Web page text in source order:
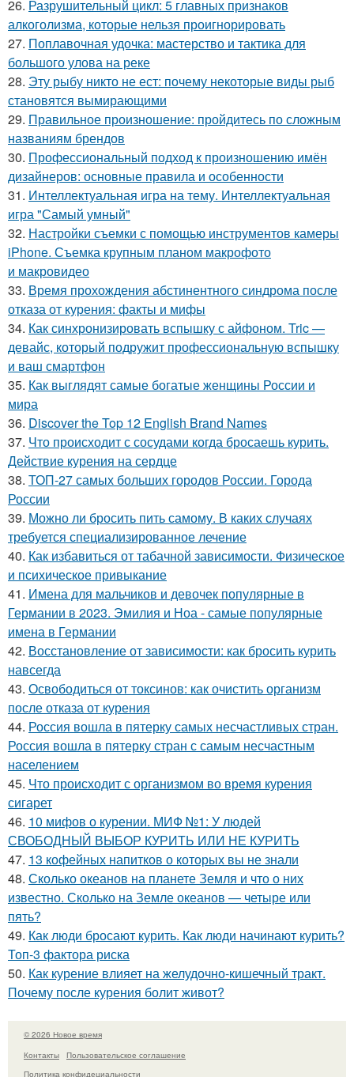
26. Разрушительный цикл: 5 главных признаков
алкоголизма, которые нельзя проигнорировать
27. Поплавочная удочка: мастерство и тактика для
большого улова на реке
28. Эту рыбу никто не ест: почему некоторые виды рыб
становятся вымирающими
29. Правильное произношение: пройдитесь по сложным
названиям брендов
30. Профессиональный подход к произношению имён
дизайнеров: основные правила и особенности
31. Интеллектуальная игра на тему. Интеллектуальная
игра "Самый умный"
32. Настройки съемки с помощью инструментов камеры
iPhone. Съемка крупным планом макрофото
и макровидео
33. Время прохождения абстинентного синдрома после
отказа от курения: факты и мифы
34. Как синхронизировать вспышку с айфоном. Tric —
девайс, который подружит профессиональную вспышку
и ваш смартфон
35. Как выглядят самые богатые женщины России и
мира
36. Discover the Top 12 English Brand Names
37. Что происходит с сосудами когда бросаешь курить.
Действие курения на сердце
38. ТОП-27 самых больших городов России. Города
России
39. Можно ли бросить пить самому. В каких случаях
требуется специализированное лечение
40. Как избавиться от табачной зависимости. Физическое
и психическое привыкание
41. Имена для мальчиков и девочек популярные в
Германии в 2023. Эмилия и Ноа - самые популярные
имена в Германии
42. Восстановление от зависимости: как бросить курить
навсегда
43. Освободиться от токсинов: как очистить организм
после отказа от курения
44. Россия вошла в пятерку самых несчастливых стран.
Россия вошла в пятерку стран с самым несчастным
населением
45. Что происходит с организмом во время курения
сигарет
46. 10 мифов о курении. МИФ №1: У людей
СВОБОДНЫЙ ВЫБОР КУРИТЬ ИЛИ НЕ КУРИТЬ
47. 13 кофейных напитков о которых вы не знали
48. Сколько океанов на планете Земля и что о них
известно. Сколько на Земле океанов — четыре или
пять?
49. Как люди бросают курить. Как люди начинают курить?
Топ-3 фактора риска
50. Как курение влияет на желудочно-кишечный тракт.
Почему после курения болит живот?
© 2026 Новое время
Контакты
Пользовательское соглашение
Политика конфидециальности